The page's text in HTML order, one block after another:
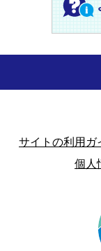
サイトの利用ガ
個人